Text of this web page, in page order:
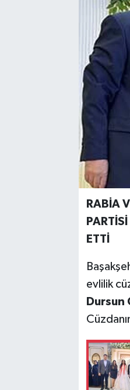
RABİA
ETTİ
evlilik
Dursun